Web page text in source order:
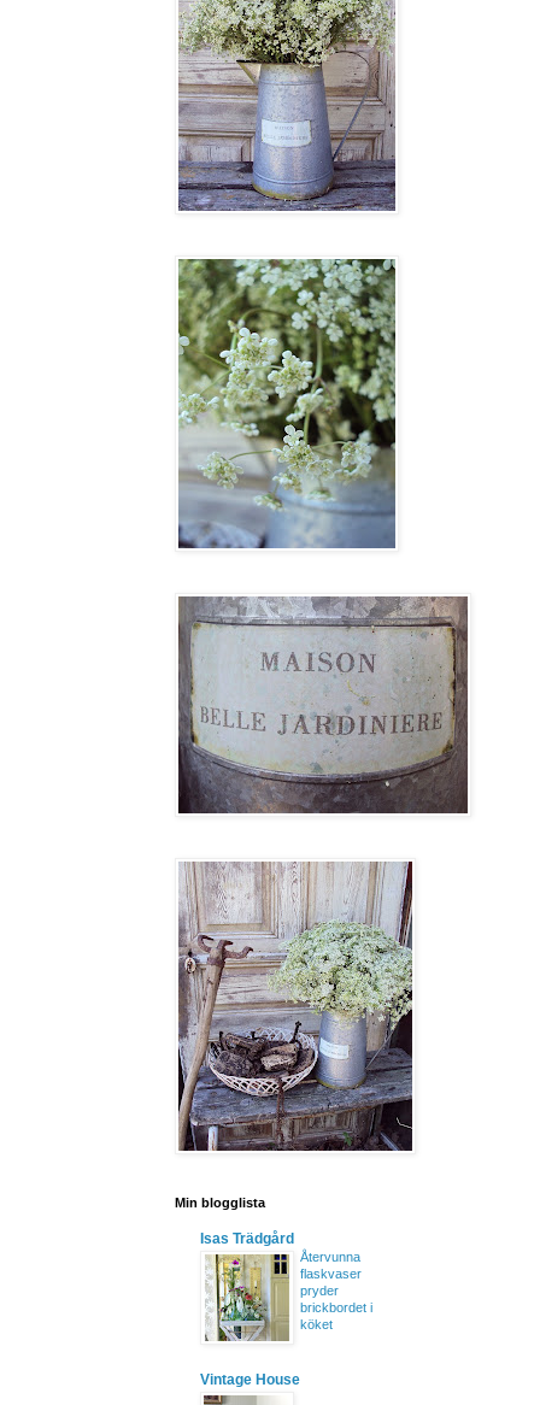
Min blogglista
Isas Trädgård
Återvunna
flaskvaser
pryder
brickbordet i
köket
Vintage House